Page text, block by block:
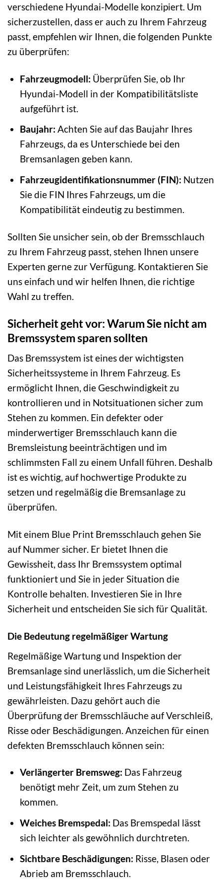
verschiedene Hyundai-Modelle konzipiert. Um
sicherzustellen, dass er auch zu Ihrem Fahrzeug
passt, empfehlen wir Ihnen, die folgenden Punkte
zu überprüfen:
Fahrzeugmodell: Überprüfen Sie, ob Ihr
Hyundai-Modell in der Kompatibilitätsliste
aufgeführt ist.
Baujahr: Achten Sie auf das Baujahr Ihres
Fahrzeugs, da es Unterschiede bei den
Bremsanlagen geben kann.
Fahrzeugidentifikationsnummer (FIN): Nutzen
Sie die FIN Ihres Fahrzeugs, um die
Kompatibilität eindeutig zu bestimmen.
Sollten Sie unsicher sein, ob der Bremsschlauch
zu Ihrem Fahrzeug passt, stehen Ihnen unsere
Experten gerne zur Verfügung. Kontaktieren Sie
uns einfach und wir helfen Ihnen, die richtige
Wahl zu treffen.
Sicherheit geht vor: Warum Sie nicht am
Bremssystem sparen sollten
Das Bremssystem ist eines der wichtigsten
Sicherheitssysteme in Ihrem Fahrzeug. Es
ermöglicht Ihnen, die Geschwindigkeit zu
kontrollieren und in Notsituationen sicher zum
Stehen zu kommen. Ein defekter oder
minderwertiger Bremsschlauch kann die
Bremsleistung beeinträchtigen und im
schlimmsten Fall zu einem Unfall führen. Deshalb
ist es wichtig, auf hochwertige Produkte zu
setzen und regelmäßig die Bremsanlage zu
überprüfen.
Mit einem Blue Print Bremsschlauch gehen Sie
auf Nummer sicher. Er bietet Ihnen die
Gewissheit, dass Ihr Bremssystem optimal
funktioniert und Sie in jeder Situation die
Kontrolle behalten. Investieren Sie in Ihre
Sicherheit und entscheiden Sie sich für Qualität.
Die Bedeutung regelmäßiger Wartung
Regelmäßige Wartung und Inspektion der
Bremsanlage sind unerlässlich, um die Sicherheit
und Leistungsfähigkeit Ihres Fahrzeugs zu
gewährleisten. Dazu gehört auch die
Überprüfung der Bremsschläuche auf Verschleiß,
Risse oder Beschädigungen. Anzeichen für einen
defekten Bremsschlauch können sein:
Verlängerter Bremsweg: Das Fahrzeug
benötigt mehr Zeit, um zum Stehen zu
kommen.
Weiches Bremspedal: Das Bremspedal lässt
sich leichter als gewöhnlich durchtreten.
Sichtbare Beschädigungen: Risse, Blasen oder
Abrieb am Bremsschlauch.